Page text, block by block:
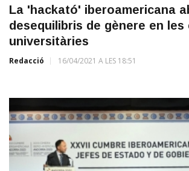
La 'hackató' iberoamericana
desequilibris de gènere en les
universitàries
Redacció 16/04/2021 A LES 18:51